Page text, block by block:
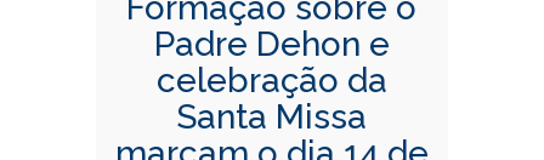
Formação sobre o
Padre Dehon e
celebração da
Santa Missa